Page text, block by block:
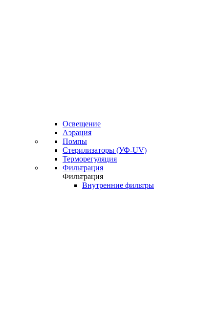
Освещение
Аэрация
Помпы
Стерилизаторы (УФ-UV)
Терморегуляция
Фильтрация
Фильтрация
Внутренние фильтры